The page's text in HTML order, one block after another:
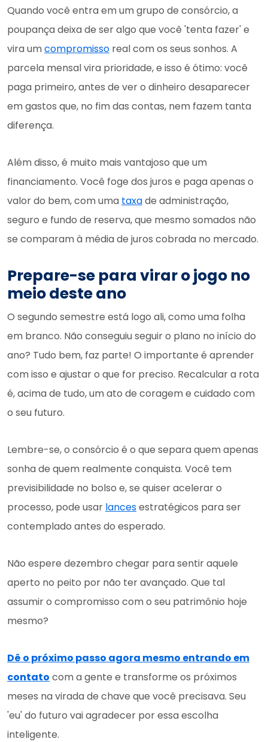
Quando você entra em um grupo de consórcio, a
poupança deixa de ser algo que você 'tenta fazer' e
vira umcompromisso real com os seus sonhos. A
parcela mensal vira prioridade, e isso é ótimo: você
paga primeiro, antes de ver o dinheiro desaparecer
em gastos que, no fim das contas, nem fazem tanta
diferença.
Além disso, é muito mais vantajoso que um
financiamento. Você foge dos juros e paga apenas o
valor do bem, com uma taxade administração,
seguro e fundo de reserva, que mesmo somados não
se comparam à média de juros cobrada no mercado.
Prepare-se para virar o jogo no
meio deste ano
O segundo semestre está logo ali, como uma folha
em branco. Não conseguiu seguir o plano no início do
ano? Tudo bem, faz parte! O importante é aprender
com isso e ajustar o que for preciso. Recalcular a rota
é, acima de tudo, um ato de coragem e cuidado com
o seu futuro.
Lembre-se, o consórcio é o que separa quem apenas
sonha de quem realmente conquista. Você tem
previsibilidade no bolso e, se quiser acelerar o
processo, pode usar lancesestratégicos para ser
contemplado antes do esperado.
Não espere dezembro chegar para sentir aquele
aperto no peito por não ter avançado. Que tal
assumir o compromisso com o seu patrimônio hoje
mesmo?
Dê o próximo passo agora mesmo entrando em
contato com a gente e transforme os próximos
meses na virada de chave que você precisava. Seu
'eu' do futuro vai agradecer por essa escolha
inteligente.